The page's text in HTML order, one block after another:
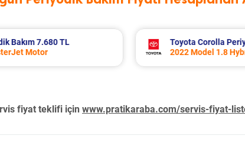
Periyodik Bakım 10.994 TL
Hybrid Motor
Volvo Xc60
2014 Model
fiyat teklifi için www.pratikaraba.com/servis-fiyat-